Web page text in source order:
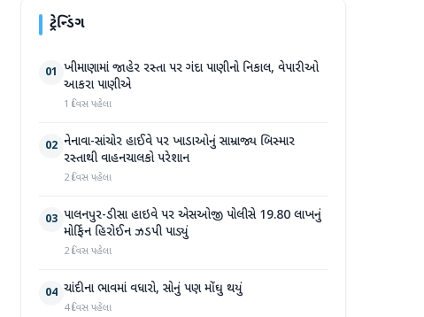
ટ્રેન્ડિંગ
01 ખીમાણામાં જાહેર રસ્તા પર ગંદા પાણીનો નિકાલ, વેપારીઓ
આકરા પાણીએ
1 દિવસ પહેલા
02 નેનાવા-સાંચોર હાઈવે પર ખાડાઓનું સામ્રાજ્ય બિસ્માર
રસ્તાથી વાહનચાલકો પરેશાન
2 દિવસ પહેલા
03 પાલનપુર-ડીસા હાઇવે પર એસઓજી પોલીસે 19.80 લાખનું
મોર્ફિન હિરોઈન ઝડપી પાડ્યું
2 દિવસ પહેલા
04 ચાંદીના ભાવમાં વધારો, સોનું પણ મોંઘુ થયું
4 દિવસ પહેલા